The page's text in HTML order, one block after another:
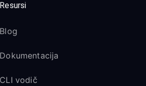
Resursi
Blog
Dokumentacija
CLI vodič